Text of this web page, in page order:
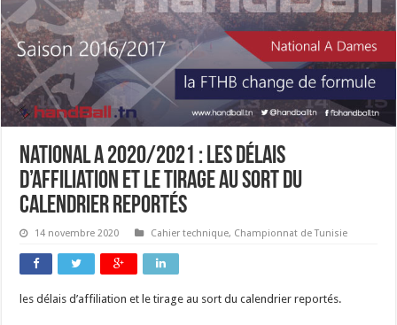
national A 2020/2021 : les délais
d’affiliation et le tirage au sort du
calendrier reportés
14 novembre 2020 Cahier technique, Championnat de Tunisie
les délais d’affiliation et le tirage au sort du calendrier reportés.